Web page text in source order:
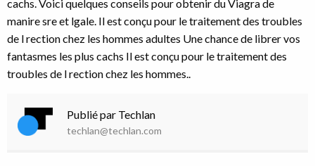
cachs. Voici quelques conseils pour obtenir du Viagra de
manire sre et lgale. Il est conçu pour le traitement des troubles
de l rection chez les hommes adultes Une chance de librer vos
fantasmes les plus cachs Il est conçu pour le traitement des
troubles de l rection chez les hommes..
Publié par Techlan
techlan@techlan.com